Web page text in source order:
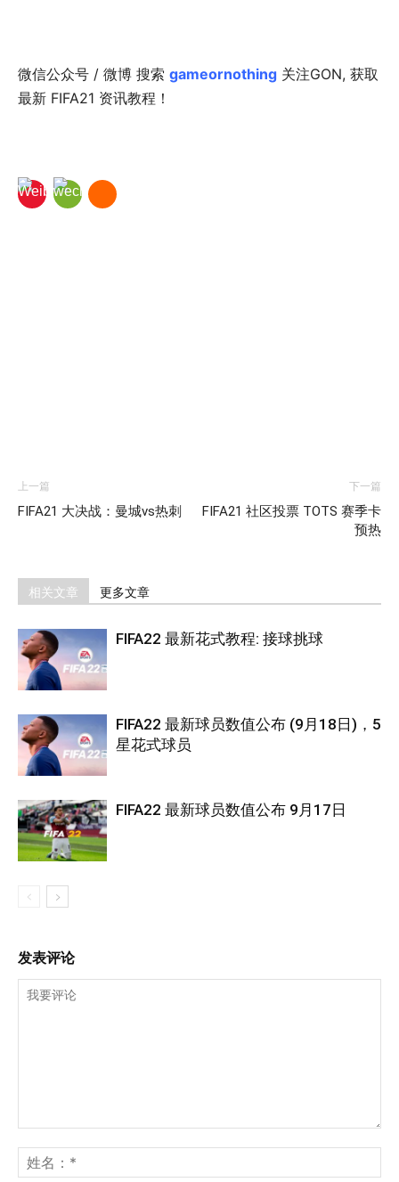
微信公众号 / 微博 搜索 gameornothing 关注GON, 获取
最新 FIFA21 资讯教程！
上一篇
FIFA21 大决战：曼城vs热刺
下一篇
FIFA21 社区投票 TOTS 赛季卡
预热
相关文章 更多文章
FIFA22 最新花式教程: 接球挑球
FIFA22 最新球员数值公布 (9月18日)，5
星花式球员
FIFA22 最新球员数值公布 9月17日
发表评论